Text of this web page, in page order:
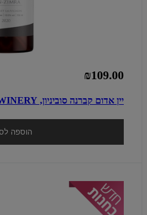
₪109.00
יין אדום קברנה סוביניון, YA WINERY, כרם בן- זימרה
הוספה